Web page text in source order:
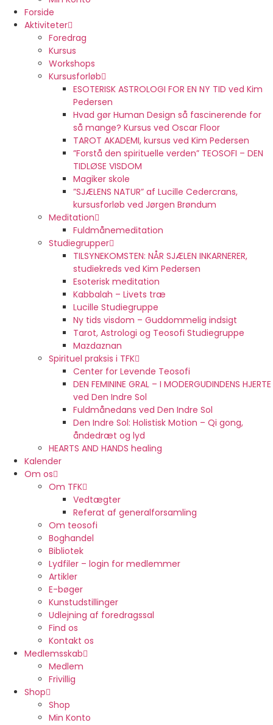
Forside
Aktiviteter
Foredrag
Kursus
Workshops
Kursusforløb
ESOTERISK ASTROLOGI FOR EN NY TID ved Kim
Pedersen
Hvad gør Human Design så fascinerende for
så mange? Kursus ved Oscar Floor
TAROT AKADEMI, kursus ved Kim Pedersen
”Forstå den spirituelle verden” TEOSOFI – DEN
TIDLØSE VISDOM
Magiker skole
”SJÆLENS NATUR” af Lucille Cedercrans,
kursusforløb ved Jørgen Brøndum
Meditation
Fuldmånemeditation
Studiegrupper
TILSYNEKOMSTEN: NÅR SJÆLEN INKARNERER,
studiekreds ved Kim Pedersen
Esoterisk meditation
Kabbalah – Livets træ
Lucille Studiegruppe
Ny tids visdom – Guddommelig indsigt
Tarot, Astrologi og Teosofi Studiegruppe
Mazdaznan
Spirituel praksis i TFK
Center for Levende Teosofi
DEN FEMININE GRAL – I MODERGUDINDENS HJERTE
ved Den Indre Sol
Fuldmånedans ved Den Indre Sol
Den Indre Sol: Holistisk Motion – Qi gong,
åndedræt og lyd
HEARTS AND HANDS healing
Kalender
Om os
Om TFK
Vedtægter
Referat af generalforsamling
Om teosofi
Boghandel
Bibliotek
Lydfiler – login for medlemmer
Artikler
E-bøger
Kunstudstillinger
Udlejning af foredragssal
Find os
Kontakt os
Medlemsskab
Medlem
Frivillig
Shop
Shop
Min Konto